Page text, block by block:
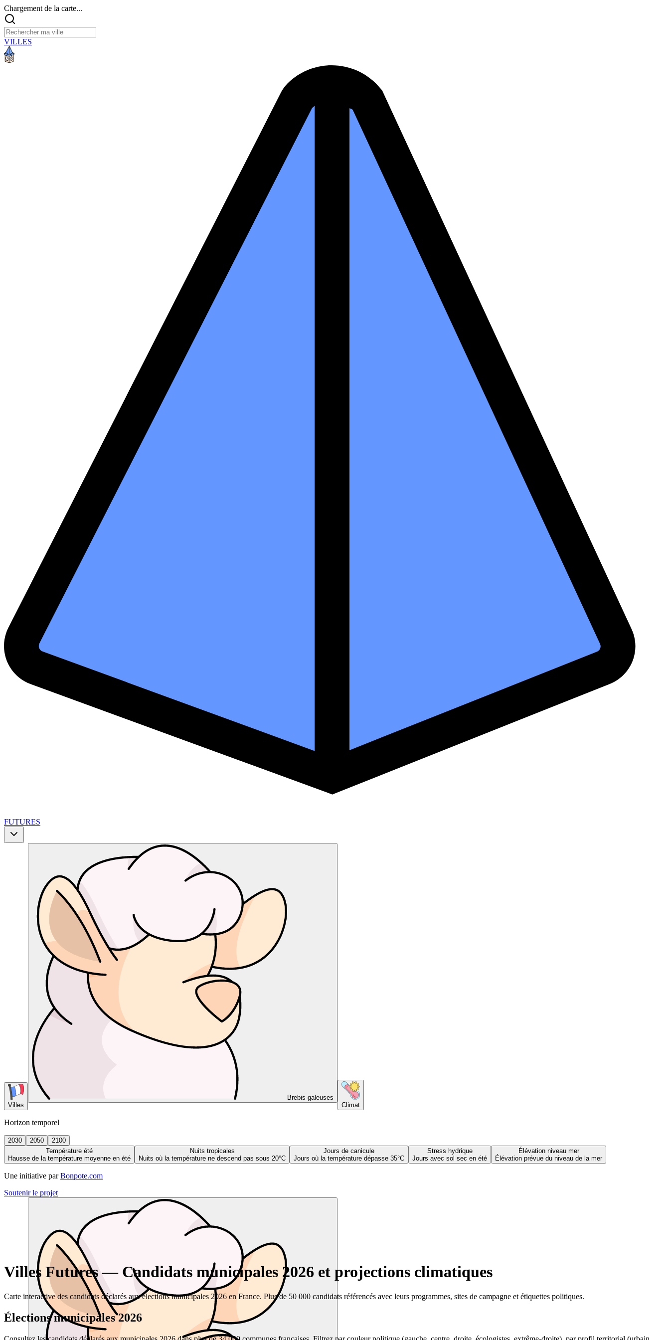
Chargement de la carte...
VILLES
FUTURES
Villes
Brebis galeuses
Climat
Horizon temporel
2030 2050
2100
Température été
Hausse de la température moyenne en été
Nuits tropicales
Nuits où la température ne descend pas sous 20°C
Jours de canicule
Jours où la température dépasse 35°C
Stress hydrique
Jours avec sol sec en été
Élévation niveau mer
Élévation prévue du niveau de la mer
Une initiative par Bonpote.com
Soutenir le projet
Villes Futures — Candidats municipales 2026 et projections climatiques
Carte interactive des candidats déclarés aux élections municipales 2026 en France. Plus de 50 000 candidats référencés avec leurs programmes, sites de campagne et étiquettes politiques.
Élections municipales 2026